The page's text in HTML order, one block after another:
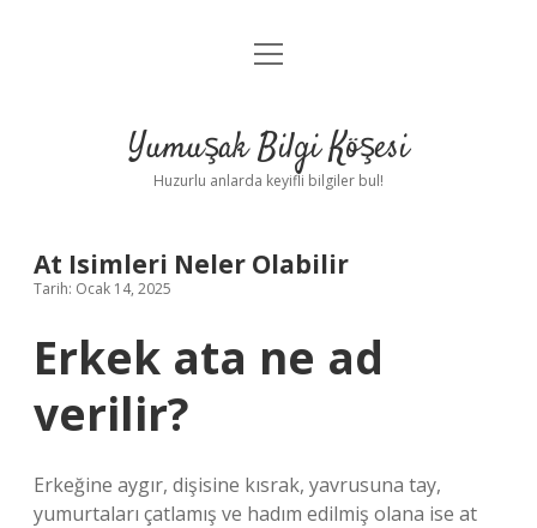
Anasayfa
Yasal Uyarı
menüyü
Yumuşak Bilgi Köşesi
Huzurlu anlarda keyifli bilgiler bul!
At Isimleri Neler Olabilir
Tarih: Ocak 14, 2025
Erkek ata ne ad
verilir?
Erkeğine aygır, dişisine kısrak, yavrusuna tay,
yumurtaları çatlamış ve hadım edilmiş olana ise at